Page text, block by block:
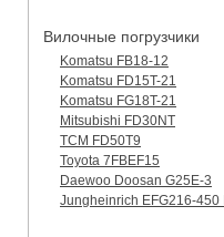
Вилочные погрузчики
Komatsu FB18-12
Komatsu FD15T-21
Komatsu FG18T-21
Mitsubishi FD30NT
TCM FD50T9
Toyota 7FBEF15
Daewoo Doosan G25E-3
Jungheinrich EFG216-450